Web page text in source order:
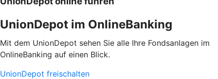
UnionDepot im OnlineBanking
Mit dem UnionDepot sehen Sie alle Ihre Fondsanlagen im
OnlineBanking auf einen Blick.
UnionDepot freischalten